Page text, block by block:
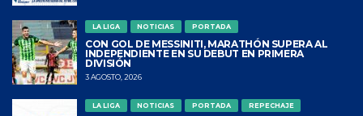
LA LIGA NOTICIAS PORTADA
CON GOL DE MESSINITI, MARATHÓN SUPERA AL
INDEPENDIENTE EN SU DEBUT EN PRIMERA
DIVISIÓN
3 AGOSTO, 2026
LA LIGA NOTICIAS PORTADA REPECHAJE